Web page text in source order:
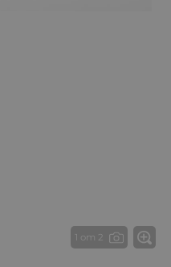
1 от 2